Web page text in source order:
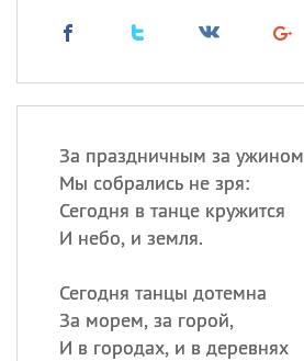
За праздничным за ужином
Мы собрались не зря:
Сегодня в танце кружится
И небо, и земля.
Сегодня танцы дотемна
За морем, за горой,
И в городах, и в деревнях